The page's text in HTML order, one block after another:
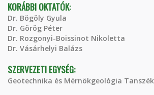
KORÁBBI OKTATÓK:
Dr. Bögöly Gyula
Dr. Görög Péter
Dr. Rozgonyi-Boissinot Nikoletta
Dr. Vásárhelyi Balázs
SZERVEZETI EGYSÉG:
Geotechnika és Mérnökgeológia Tanszék